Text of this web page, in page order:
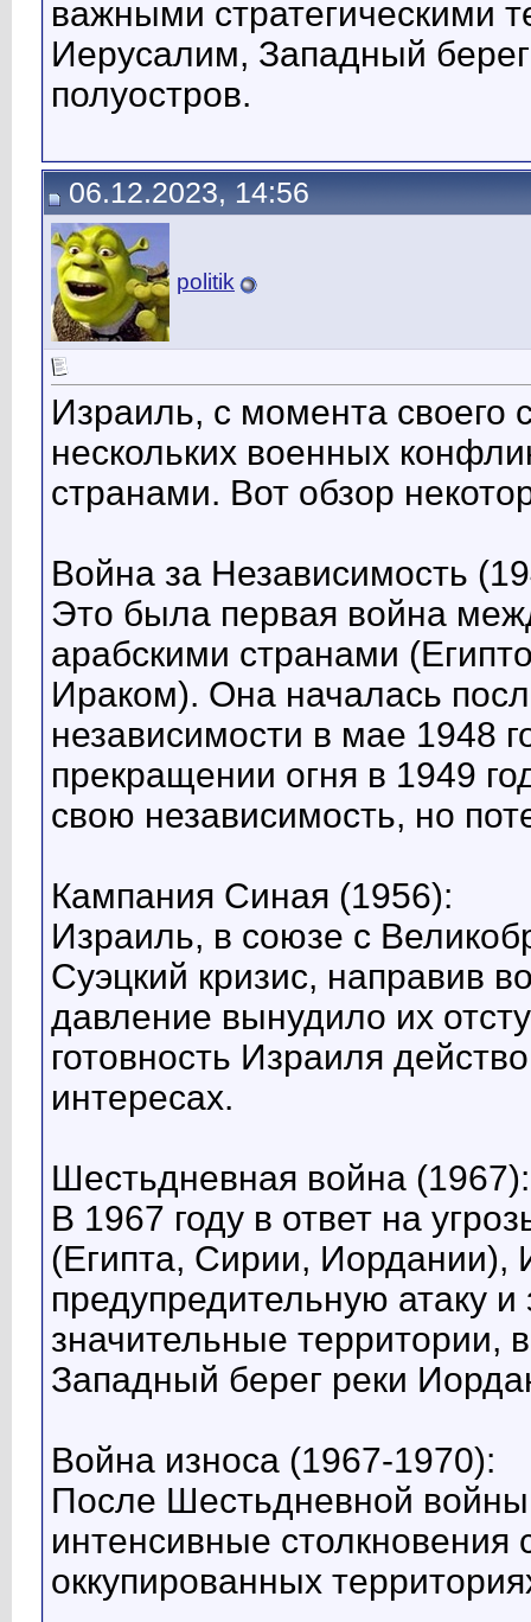
важными стратегическими
Иерусалим, Западный
полуостров.
06.12.2023, 14:56
politik
Израиль, с момента своего
нескольких военных
странами. Вот обзор
Война за Независимость
Это была первая война
арабскими странами
Ираком). Она началась
независимости в мае 1948
прекращении огня в 1949
свою независимость, но
Кампания Синая (1956):
Израиль, в союзе с
Суэцкий кризис, направив
давление вынудило их
готовность Израиля
интересах.
Шестьдневная война (1967):
В 1967 году в ответ на
(Египта, Сирии, Иордании),
предупредительную атаку
значительные территории,
Западный берег реки
Война износа (1967-1970):
После Шестьдневной
интенсивные столкновения
оккупированных